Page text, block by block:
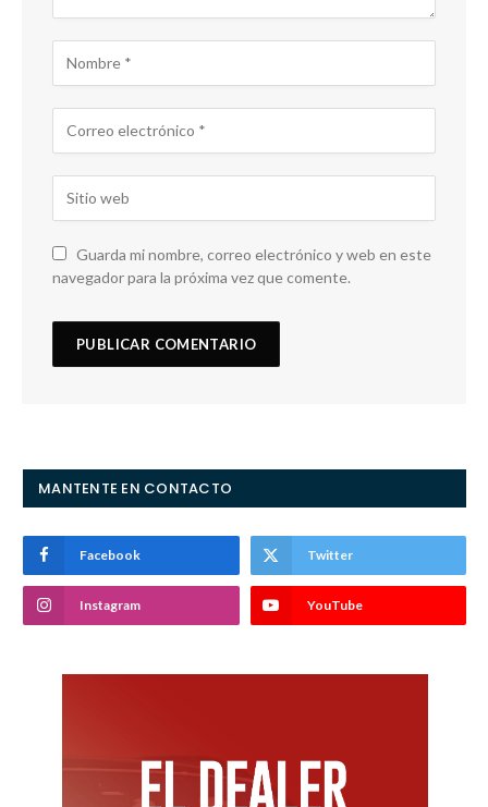
Guarda mi nombre, correo electrónico y web en este
navegador para la próxima vez que comente.
MANTENTE EN CONTACTO
Facebook Twitter
Instagram YouTube